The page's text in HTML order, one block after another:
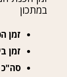
במתכון
זמן
זמן
סה"כ